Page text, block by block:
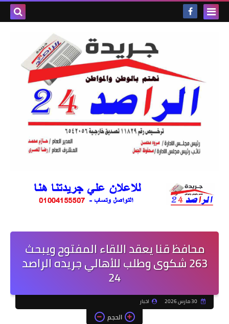
محافظ قنا يعقد اللقاء المفتوح ويبحث
263 شكوى وطلب للأهالي جريده الراصد
24
30 مارس 2026 اخبار
الحجم